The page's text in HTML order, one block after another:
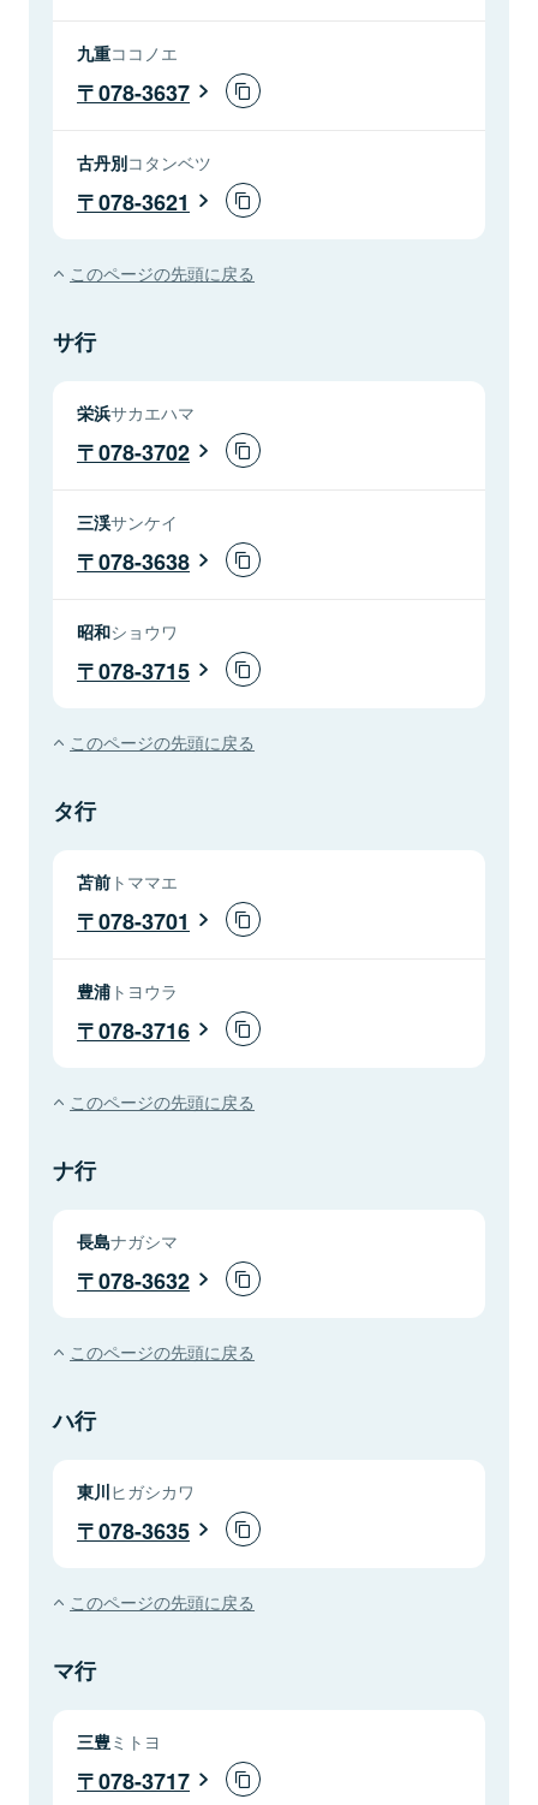
九重ココノエ
078-3637
古丹別コタンベツ
078-3621
このページの先頭に戻る
サ行
栄浜サカエハマ
078-3702
三渓サンケイ
078-3638
昭和ショウワ
078-3715
このページの先頭に戻る
タ行
苫前 トママエ
078-3701
豊浦 トヨウラ
078-3716
このページの先頭に戻る
ナ行
長島ナガシマ
078-3632
このページの先頭に戻る
ハ行
東川ヒガシカワ
078-3635
このページの先頭に戻る
マ行
三豊ミトヨ
078-3717